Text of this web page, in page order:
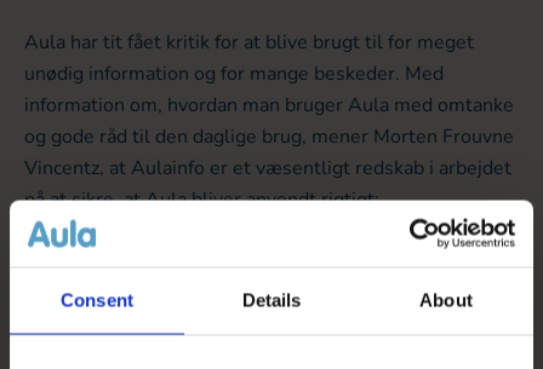
Consent Details About
Aula har tit fået kritik for at blive brugt til for meget
unødig information og for mange beskeder. Med
information om, hvordan man bruger Aula med omtanke
og gode råd til den daglige brug, mener Morten Frouvne
Vincentz, at Aulainfo er et væsentligt redskab i arbejdet
på at sikre, at Aula bliver anvendt rigtigt:
brugen af Aula og forhåbentlig danne grobund for nogle
vigtige samtaler ude lokalt. På den måde kan siden